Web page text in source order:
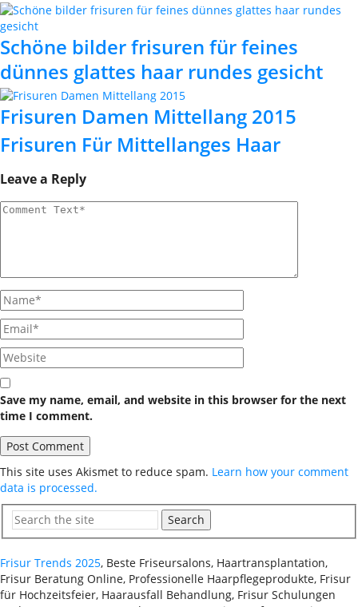
Schöne bilder frisuren für feines
dünnes glattes haar rundes gesicht
Frisuren Damen Mittellang 2015
Frisuren Für Mittellanges Haar
Leave a Reply
Save my name, email, and website in this browser for the next
time I comment.
This site uses Akismet to reduce spam. Learn how your comment
data is processed.
Search
Frisur Trends 2025, Beste Friseursalons, Haartransplantation,
Frisur Beratung Online, Professionelle Haarpflegeprodukte, Frisur
für Hochzeitsfeier, Haarausfall Behandlung, Frisur Schulungen